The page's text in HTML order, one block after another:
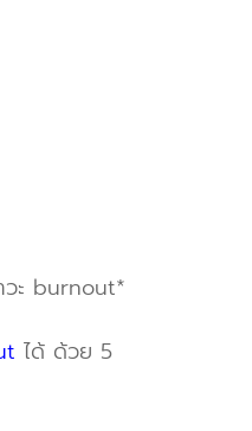
วะ burnout*
ได้ ด้วย 5